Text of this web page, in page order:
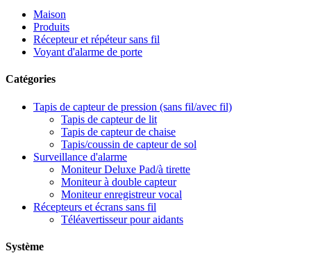
Maison
Produits
Récepteur et répéteur sans fil
Voyant d'alarme de porte
Catégories
Tapis de capteur de pression (sans fil/avec fil)
Tapis de capteur de lit
Tapis de capteur de chaise
Tapis/coussin de capteur de sol
Surveillance d'alarme
Moniteur Deluxe Pad/à tirette
Moniteur à double capteur
Moniteur enregistreur vocal
Récepteurs et écrans sans fil
Téléavertisseur pour aidants
Système